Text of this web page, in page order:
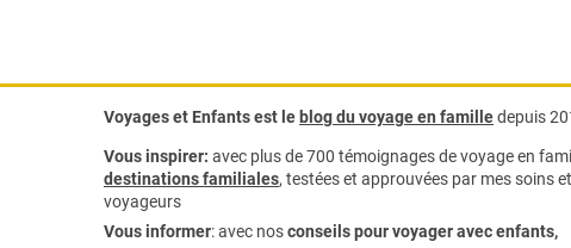
Voyages et Enfants est le blog du voyage en familledepuis
Vous inspirer: avec plus de 700 témoignages devoyage en
destinations familiales, testées et approuvées par mes soins
voyageurs
Vous informer:avec nosconseils pour voyager avec enfants,